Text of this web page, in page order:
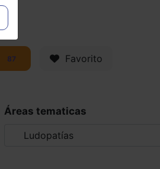
87 Favorito
Áreas tematicas